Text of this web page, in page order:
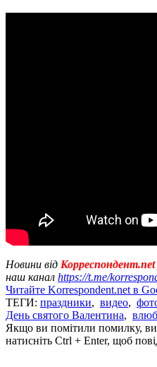
Новини від Корреспондент.net
наш канал https://t.me/
Читайте Korrespondent.net в
ТЕГИ: праздники, видео,
День святого Валентина,
Якщо ви помітили помилку,
натисніть Ctrl + Enter, щоб